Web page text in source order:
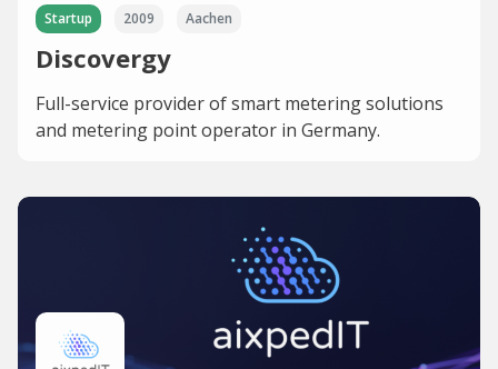
Startup 2009 Aachen
Discovergy
Full-service provider of smart metering solutions
and metering point operator in Germany.